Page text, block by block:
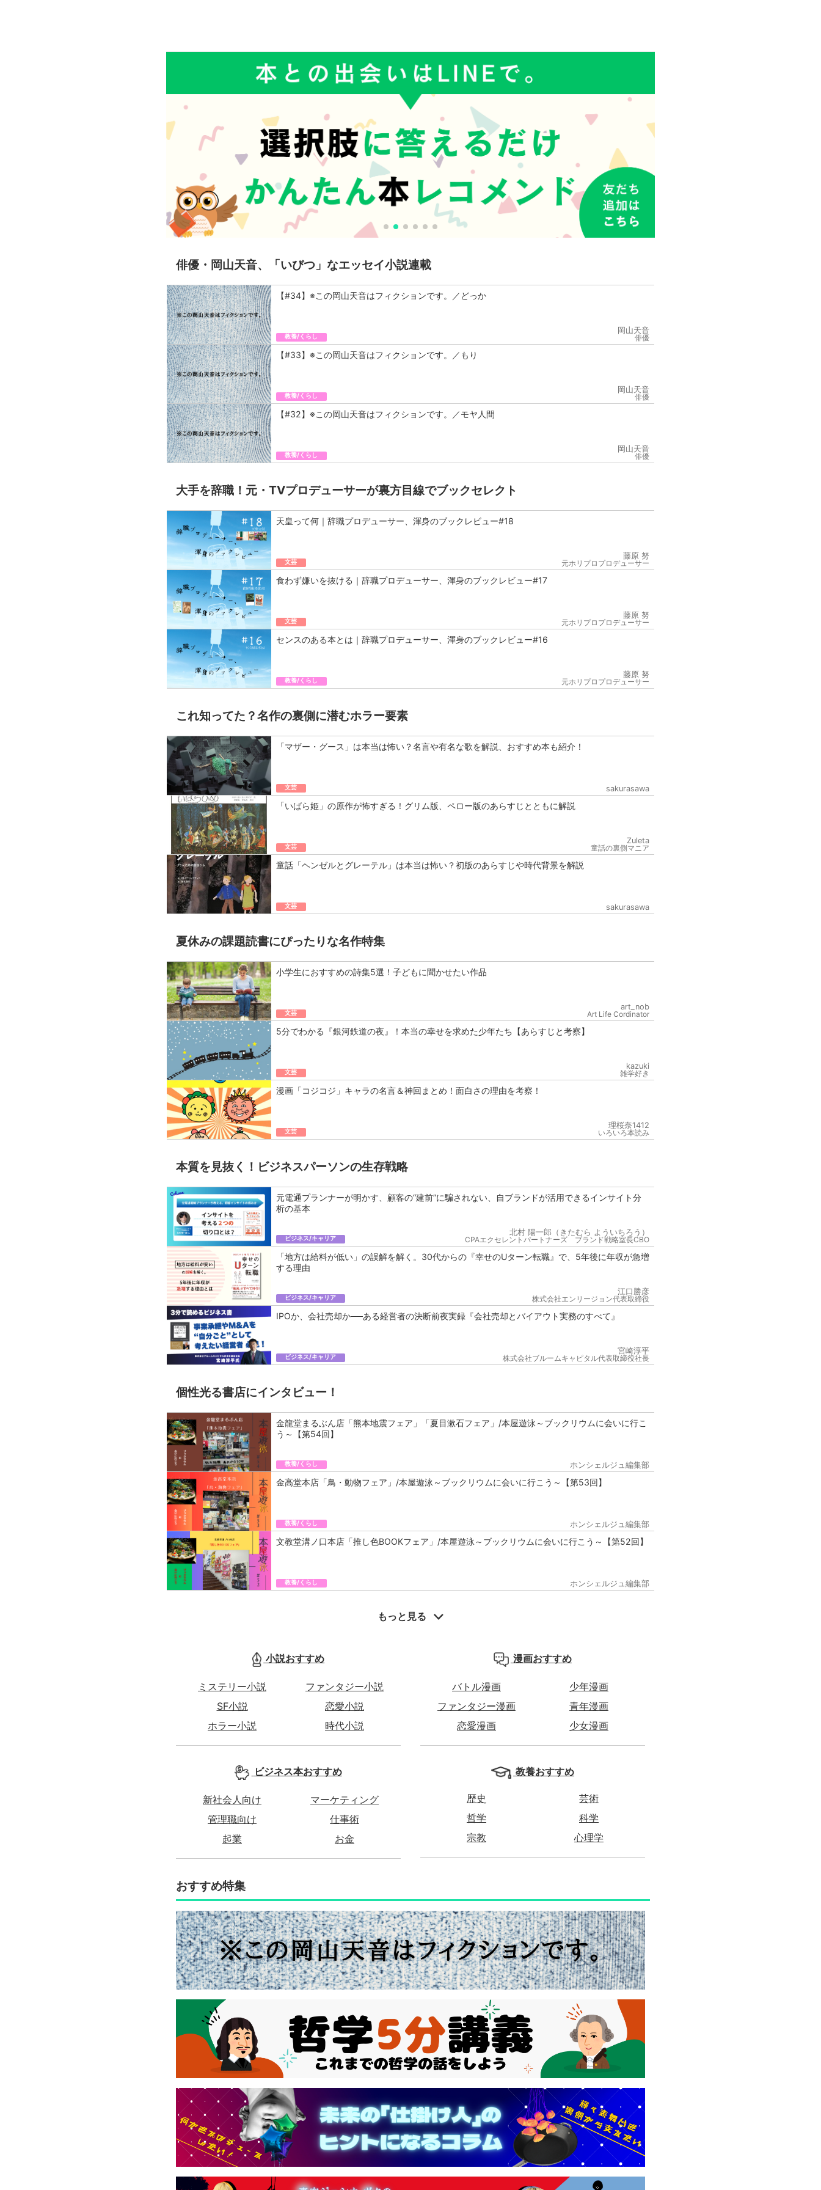
俳優・岡山天音、「いびつ」なエッセイ小説連載
【#34】※この岡山天音はフィクションです。／どっか
教養/くらし
岡山天音
俳優
【#33】※この岡山天音はフィクションです。／もり
教養/くらし
岡山天音
俳優
【#32】※この岡山天音はフィクションです。／モヤ人間
教養/くらし
岡山天音
俳優
大手を辞職！元・TVプロデューサーが裏方目線でブックセレクト
天皇って何｜辞職プロデューサー、渾身のブックレビュー#18
文芸
藤原 努
元ホリプロプロデューサー
食わず嫌いを抜ける｜辞職プロデューサー、渾身のブックレビュー#17
文芸
藤原 努
元ホリプロプロデューサー
センスのある本とは｜辞職プロデューサー、渾身のブックレビュー#16
教養/くらし
藤原 努
元ホリプロプロデューサー
これ知ってた？名作の裏側に潜むホラー要素
「マザー・グース」は本当は怖い？名言や有名な歌を解説、おすすめ本も紹介！
文芸 sakurasawa
「いばら姫」の原作が怖すぎる！グリム版、ペロー版のあらすじとともに解説
文芸
Zuleta
童話の裏側マニア
童話「ヘンゼルとグレーテル」は本当は怖い？初版のあらすじや時代背景を解説
文芸 sakurasawa
夏休みの課題読書にぴったりな名作特集
小学生におすすめの詩集5選！子どもに聞かせたい作品
文芸
art_nob
Art Life Cordinator
5分でわかる『銀河鉄道の夜』！本当の幸せを求めた少年たち【あらすじと考察】
文芸
kazuki
雑学好き
漫画「コジコジ」キャラの名言＆神回まとめ！面白さの理由を考察！
文芸
理桜奈1412
いろいろ本読み
本質を見抜く！ビジネスパーソンの生存戦略
元電通プランナーが明かす、顧客の“建前”に騙されない、自ブランドが活用できるインサイト分
析の基本
ビジネス/キャリア
北村 陽一郎（きたむら よういちろう）
CPAエクセレントパートナーズ ブランド戦略室長CBO
「地方は給料が低い」の誤解を解く。30代からの『幸せのUターン転職』で、5年後に年収が急増
する理由
ビジネス/キャリア
江口勝彦
株式会社エンリージョン代表取締役
IPOか、会社売却か──ある経営者の決断前夜実録『会社売却とバイアウト実務のすべて』
ビジネス/キャリア
宮崎淳平
株式会社ブルームキャピタル代表取締役社長
個性光る書店にインタビュー！
金龍堂まるぶん店「熊本地震フェア」「夏目漱石フェア」/本屋遊泳～ブックリウムに会いに行こ
う～【第54回】
教養/くらし ホンシェルジュ編集部
金高堂本店「鳥・動物フェア」/本屋遊泳～ブックリウムに会いに行こう～【第53回】
教養/くらし ホンシェルジュ編集部
文教堂溝ノ口本店「推し色BOOKフェア」/本屋遊泳～ブックリウムに会いに行こう～【第52回】
教養/くらし ホンシェルジュ編集部
もっと見る
小説おすすめ
ミステリー小説
ファンタジー小説
SF小説
恋愛小説
ホラー小説
時代小説
漫画おすすめ
バトル漫画
少年漫画
ファンタジー漫画
青年漫画
恋愛漫画
少女漫画
ビジネス本おすすめ
新社会人向け
マーケティング
管理職向け
仕事術
起業
お金
教養おすすめ
歴史
芸術
哲学
科学
宗教
心理学
おすすめ特集